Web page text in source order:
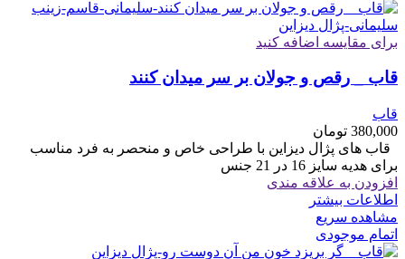
برای مقایسه اضافه کنید
قاب _ رقص و جولان بر سر میدان کنند
قاب
380,000 تومان
قاب های پژال دیزاین با طراحی خاص و منحصر به فرد مناسب
برای هدیه سایز 16 در 21 جنس
افزودن به علاقه مندی
اطلاعات بیشتر
مشاهده سریع
اتمام موجودی